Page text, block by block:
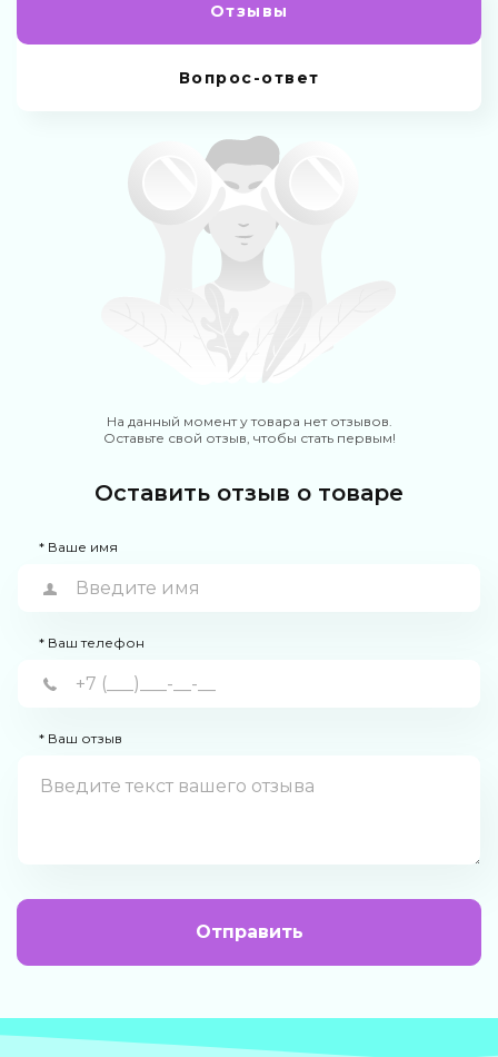
Отзывы
Вопрос-ответ
На данный момент у товара нет отзывов.
Оставьте свой отзыв, чтобы стать первым!
Оставить отзыв о товаре
* Ваше имя
* Ваш телефон
* Ваш отзыв
Отправить